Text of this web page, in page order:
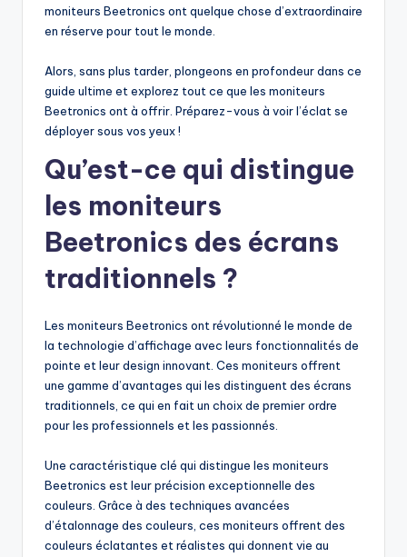
moniteurs Beetronics ont quelque chose d’extraordinaire
en réserve pour tout le monde.
Alors, sans plus tarder, plongeons en profondeur dans ce
guide ultime et explorez tout ce que les moniteurs
Beetronics ont à offrir. Préparez-vous à voir l’éclat se
déployer sous vos yeux !
Qu’est-ce qui distingue
les moniteurs
Beetronics des écrans
traditionnels ?
Les moniteurs Beetronics ont révolutionné le monde de
la technologie d’affichage avec leurs fonctionnalités de
pointe et leur design innovant. Ces moniteurs offrent
une gamme d’avantages qui les distinguent des écrans
traditionnels, ce qui en fait un choix de premier ordre
pour les professionnels et les passionnés.
Une caractéristique clé qui distingue les moniteurs
Beetronics est leur précision exceptionnelle des
couleurs. Grâce à des techniques avancées
d’étalonnage des couleurs, ces moniteurs offrent des
couleurs éclatantes et réalistes qui donnent vie au